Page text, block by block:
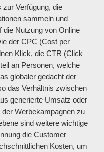
zur Verfügung, die
sammeln und
die Nutzung von Online
der CPC (Cost per
Klick, die CTR (Click
an Personen, welche
globaler gedacht der
das Verhältnis zwischen
generierte Umsatz oder
Werbekampagnen zu
sind weitere wichtige
die Customer
Kosten, um